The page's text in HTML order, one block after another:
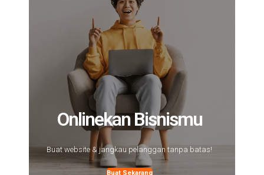
Onlinekan Bisnismu
Buat website & jangkau pelanggan tanpa batas!
Buat Sekarang